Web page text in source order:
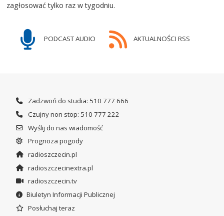
zagłosować tylko raz w tygodniu.
PODCAST AUDIO AKTUALNOŚCI RSS
Zadzwoń do studia: 510 777 666
Czujny non stop: 510 777 222
Wyślij do nas wiadomość
Prognoza pogody
radioszczecin.pl
radioszczecinextra.pl
radioszczecin.tv
Biuletyn Informacji Publicznej
Posłuchaj teraz